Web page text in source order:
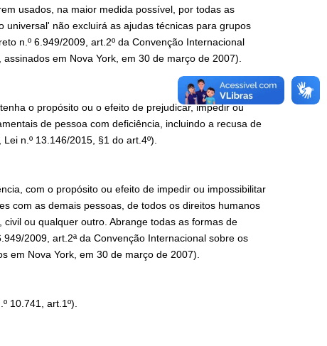
usados, na maior medida possível, por todas as
não excluirá as ajudas técnicas para grupos
n.º 6.949/2009, art.2º da Convenção Internacional
em Nova York, em 30 de março de 2007).
o propósito ou o efeito de prejudicar, impedir ou
de pessoa com deficiência, incluindo a recusa de
n.º 13.146/2015, §1 do art.4º).
com o propósito ou efeito de impedir ou impossibilitar
com as demais pessoas, de todos os direitos humanos
ou qualquer outro. Abrange todas as formas de
2009, art.2ª da Convenção Internacional sobre os
em Nova York, em 30 de março de 2007).
10.741, art.1º).